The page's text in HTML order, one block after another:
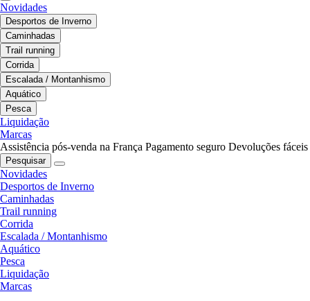
Novidades
Desportos de Inverno
Caminhadas
Trail running
Corrida
Escalada / Montanhismo
Aquático
Pesca
Liquidação
Marcas
Assistência pós-venda na França Pagamento seguro Devoluções fáceis
Pesquisar
Novidades
Desportos de Inverno
Caminhadas
Trail running
Corrida
Escalada / Montanhismo
Aquático
Pesca
Liquidação
Marcas